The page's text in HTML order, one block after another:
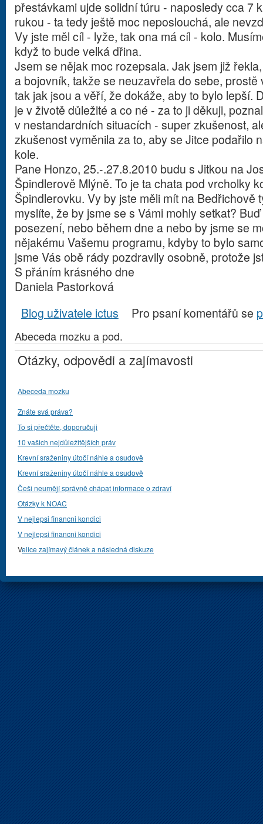
přestávkami ujde solidní túru - naposledy cca 7
rukou - ta tedy ještě moc neposlouchá, ale
Vy jste měl cíl - lyže, tak ona má cíl - kolo.
když to bude velká dřina.
Jsem se nějak moc rozepsala. Jak jsem již
a bojovník, takže se neuzavřela do sebe,
tak jak jsou a věří, že dokáže, aby to bylo lepší.
je v životě důležité a co né - za to ji děkuji,
v nestandardních situacích - super zkušenost,
zkušenost vyměnila za to, aby se Jitce podařilo
kole.
Pane Honzo, 25.-.27.8.2010 budu s Jitkou na
Špindlerově Mlýně. To je ta chata pod vrcholky
Špindlerovku. Vy by jste měli mít na Bedřichově
myslíte, že by jsme se s Vámi mohly setkat?
posezení, nebo během dne a nebo by jsme se
nějakému Vašemu programu, kdyby to bylo
jsme Vás obě rády pozdravily osobně, protože
S přáním krásného dne
Daniela Pastorková
Blog uživatele ictus
Pro psaní komentářů se
Abeceda mozku a pod.
Otázky, odpovědi a zajímavosti
Abeceda mozku
Znáte svá práva?
To si přečtěte, doporučuji
10 vašich nejdůležitějších práv
Krevní sraženiny útočí náhle a osudově
Krevní sraženiny útočí náhle a osudově
Češi neumějí správně chápat informace o zdraví
Otázky k NOAC
V nejlepsi financni kondici
V nejlepsi financni kondici
Velice zajímavý článek a následná diskuze